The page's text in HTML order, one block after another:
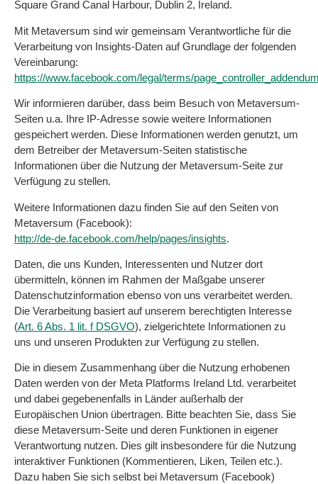
Square Grand Canal Harbour, Dublin 2, Ireland.
Mit Metaversum sind wir gemeinsam Verantwortliche für die
Verarbeitung von Insights-Daten auf Grundlage der folgenden
Vereinbarung:
https://www.facebook.com/legal/terms/
Wir informieren darüber, dass beim Besuch von Metaversum-
Seiten u.a. Ihre IP-Adresse sowie weitere Informationen
gespeichert werden. Diese Informationen werden genutzt, um
dem Betreiber der Metaversum-Seiten statistische
Informationen über die Nutzung der Metaversum-Seite zur
Verfügung zu stellen.
Weitere Informationen dazu finden Sie auf den Seiten von
Metaversum (Facebook):
http://de-de.facebook.com/help/pages/insights.
Daten, die uns Kunden, Interessenten und Nutzer dort
übermitteln, können im Rahmen der Maßgabe unserer
Datenschutzinformation ebenso von uns verarbeitet werden.
Die Verarbeitung basiert auf unserem berechtigten Interesse
(Art. 6 Abs. 1 lit. f DSGVO), zielgerichtete Informationen zu
uns und unseren Produkten zur Verfügung zu stellen.
Die in diesem Zusammenhang über die Nutzung erhobenen
Daten werden von der Meta Platforms Ireland Ltd. verarbeitet
und dabei gegebenenfalls in Länder außerhalb der
Europäischen Union übertragen. Bitte beachten Sie, dass Sie
diese Metaversum-Seite und deren Funktionen in eigener
Verantwortung nutzen. Dies gilt insbesondere für die Nutzung
interaktiver Funktionen (Kommentieren, Liken, Teilen etc.).
Dazu haben Sie sich selbst bei Metaversum (Facebook)